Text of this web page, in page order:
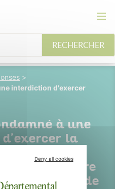
RECHERCHER
>
interdiction d'exercer
à une
la
il se faire
cette période
Deny all cookies